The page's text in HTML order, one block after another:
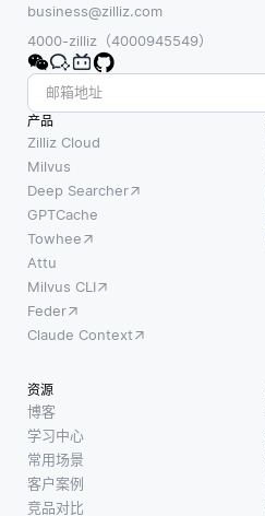
business@zilliz.com
4000-zilliz（4000945549）
产品
Zilliz Cloud
Milvus
Deep Searcher
GPTCache
Towhee
Attu
Milvus CLI
Feder
Claude Context
资源
博客
学习中心
常用场景
客户案例
竞品对比